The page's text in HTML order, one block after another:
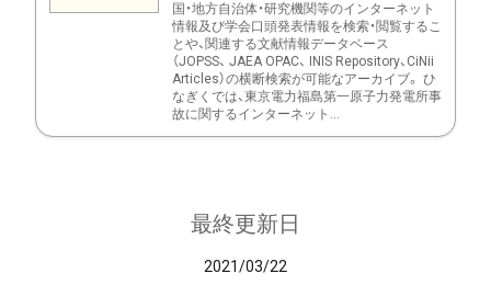
国・地方自治体・研究機関等のインターネット
情報及び学会口頭発表情報を検索・閲覧するこ
とや、関連する文献情報データベース
（JOPSS、 JAEA OPAC、 INIS Repository、CiNii
Articles）の横断検索が可能なアーカイブ。 ひ
なぎくでは、東京電力福島第一原子力発電所事
故に関するインターネット...
最終更新日
2021/03/22